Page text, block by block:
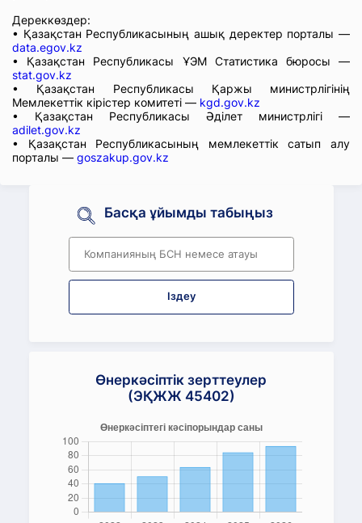
Дереккөздер:
• Қазақстан Республикасының ашық деректер порталы —
data.egov.kz
• Қазақстан Республикасы ҰЭМ Статистика бюросы —
stat.gov.kz
• Қазақстан Республикасы Қаржы министрлігінің
Мемлекеттік кірістер комитеті — kgd.gov.kz
• Қазақстан Республикасы Әділет министрлігі —
adilet.gov.kz
• Қазақстан Республикасының мемлекеттік сатып алу
порталы — goszakup.gov.kz
Басқа ұйымды табыңыз
Іздеу
Өнеркәсіптік зерттеулер
(ЭҚЖЖ 45402)